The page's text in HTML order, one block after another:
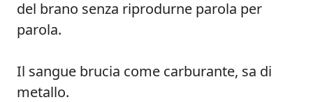
del brano senza riprodurne parola per
parola.
Il sangue brucia come carburante, sa di
metallo.